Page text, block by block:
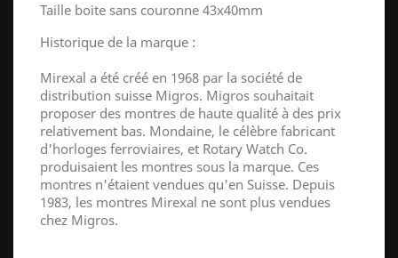
Taille boite sans couronne 43x40mm
Historique de la marque :
Mirexal a été créé en 1968 par la société de
distribution suisse Migros. Migros souhaitait
proposer des montres de haute qualité à des prix
relativement bas. Mondaine, le célèbre fabricant
d'horloges ferroviaires, et Rotary Watch Co.
produisaient les montres sous la marque. Ces
montres n'étaient vendues qu'en Suisse. Depuis
1983, les montres Mirexal ne sont plus vendues
chez Migros.